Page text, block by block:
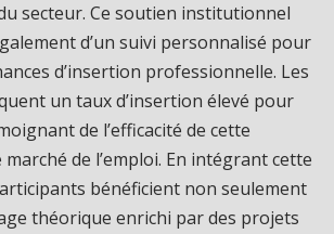
secteur. Ce soutien institutionnel
d’un suivi personnalisé pour
d’insertion professionnelle. Les
un taux d’insertion élevé pour
de l’efficacité de cette
de l’emploi. En intégrant cette
bénéficient non seulement
théorique enrichi par des projets